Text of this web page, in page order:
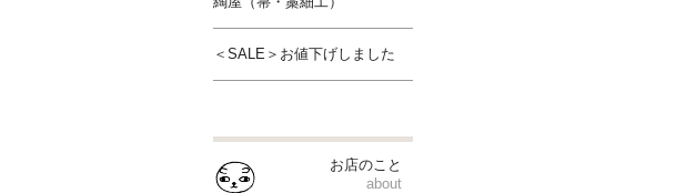
＜SALE＞お値下げしました
お店のこと
about